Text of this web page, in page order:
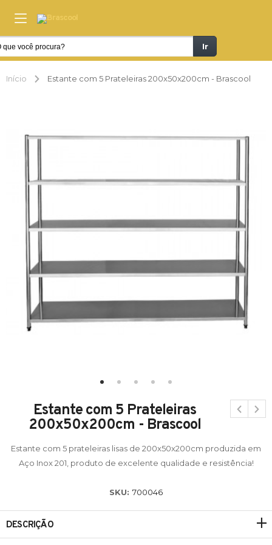
Ir
Início Estante com 5 Prateleiras 200x50x200cm - Brascool
Estante com 5 Prateleiras
200x50x200cm - Brascool
Estante com 5 prateleiras lisas de 200x50x200cm produzida em
Aço Inox 201, produto de excelente qualidade e resistência!
SKU: 700046
DESCRIÇÃO